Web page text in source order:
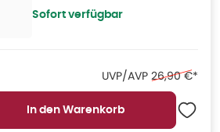
Sofort verfügbar
UVP/AVP Ehemaliger
26,90 €*
In den Warenkorb